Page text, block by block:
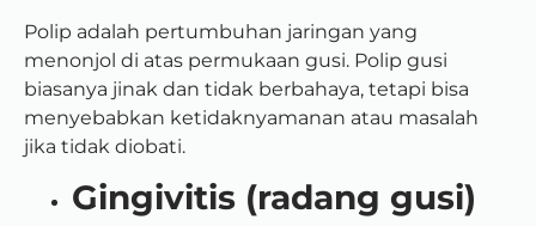
Polip adalah pertumbuhan jaringan yang
menonjol di atas permukaan gusi. Polip gusi
biasanya jinak dan tidak berbahaya, tetapi bisa
menyebabkan ketidaknyamanan atau masalah
jika tidak diobati.
Gingivitis (radang gusi)